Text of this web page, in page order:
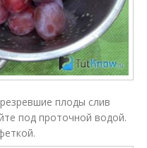
плоды слив
под проточной водой.